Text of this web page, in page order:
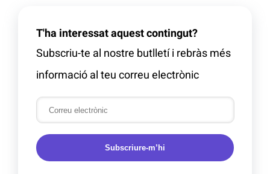
T'ha interessat aquest contingut?
Subscriu-te al nostre butlletí i rebràs més
informació al teu correu electrònic
Subscriure-m’hi